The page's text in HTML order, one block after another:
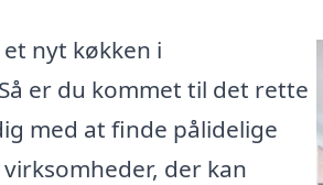
nyt køkken i
er du kommet til det rette
med at finde pålidelige
der kan